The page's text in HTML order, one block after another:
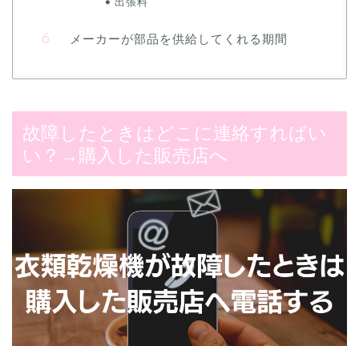
メーカーが部品を供給してくれる期間
故障したときはどこに連絡すればい
い？→購入した販売店へ